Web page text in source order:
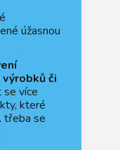
úžasnou
či
se více
které
třeba se